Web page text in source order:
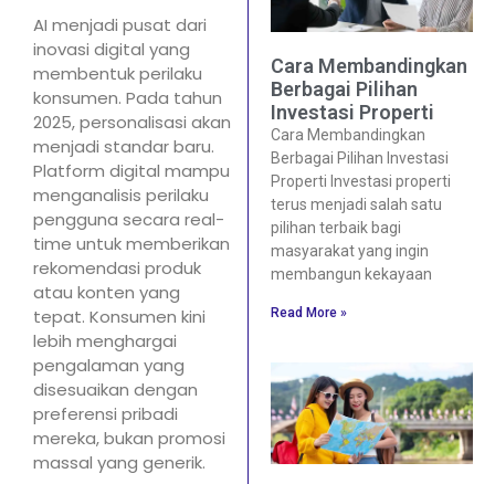
AI menjadi pusat dari
inovasi digital yang
membentuk perilaku
konsumen. Pada tahun
2025, personalisasi akan
menjadi standar baru.
Platform digital mampu
menganalisis perilaku
pengguna secara real-
time untuk memberikan
rekomendasi produk
atau konten yang
tepat. Konsumen kini
lebih menghargai
pengalaman yang
disesuaikan dengan
preferensi pribadi
mereka, bukan promosi
massal yang generik.
Cara Membandingkan
Berbagai Pilihan
Investasi Properti
Cara Membandingkan
Berbagai Pilihan Investasi
Properti Investasi properti
terus menjadi salah satu
pilihan terbaik bagi
masyarakat yang ingin
membangun kekayaan
Read More »